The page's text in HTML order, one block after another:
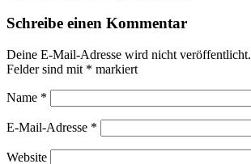
Schreibe einen Kommentar
Deine E-Mail-Adresse wird nicht veröffentlicht.
Felder sind mit * markiert
Name *
E-Mail-Adresse *
Website